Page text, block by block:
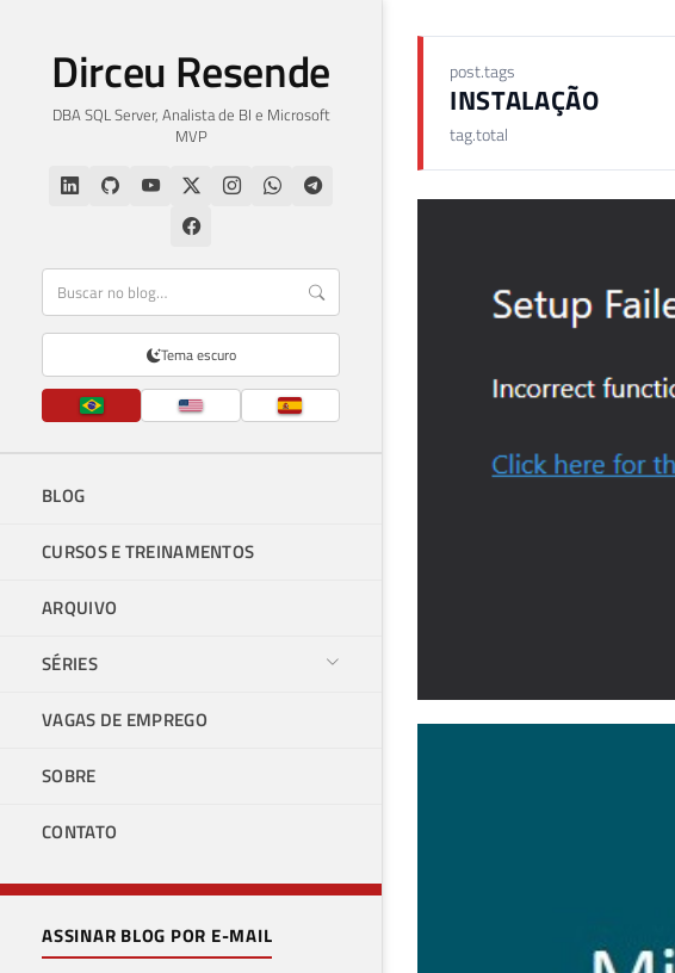
Dirceu Resende
DBA SQL Server, Analista de BI e Microsoft
MVP
Tema escuro
BLOG
CURSOS E TREINAMENTOS
ARQUIVO
SÉRIES
VAGAS DE EMPREGO
SOBRE
CONTATO
ASSINAR BLOG POR E-MAIL
post.tags
INSTALAÇÃO
tag.total